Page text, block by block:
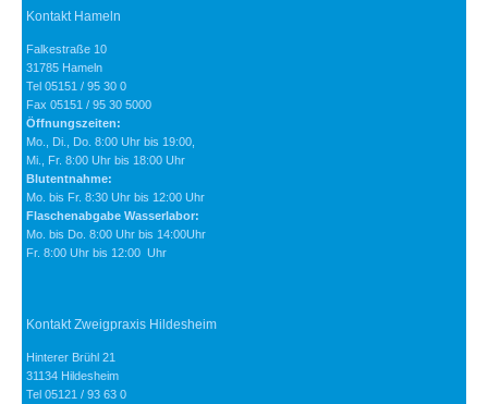
Kontakt Hameln
Falkestraße 10
31785 Hameln
Tel 05151 / 95 30 0
Fax 05151 / 95 30 5000
Öffnungszeiten:
Mo., Di., Do. 8:00 Uhr bis 19:00,
Mi., Fr. 8:00 Uhr bis 18:00 Uhr
Blutentnahme:
Mo. bis Fr. 8:30 Uhr bis 12:00 Uhr
Flaschenabgabe Wasserlabor:
Mo. bis Do. 8:00 Uhr bis 14:00Uhr
Fr. 8:00 Uhr bis 12:00 Uhr
Kontakt Zweigpraxis Hildesheim
Hinterer Brühl 21
31134 Hildesheim
Tel 05121 / 93 63 0